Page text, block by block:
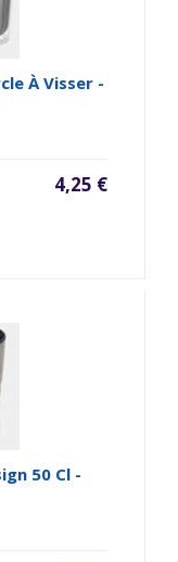
À Visser -
4,25 €
50 Cl -